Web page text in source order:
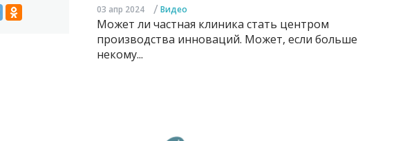
03 апр 2024 / Видео
Может ли частная клиника стать центром
производства инноваций. Может, если больше
некому...